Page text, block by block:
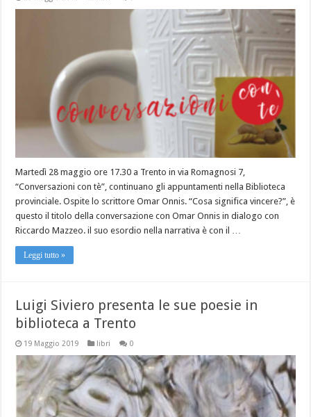
Martedì 28 maggio ore 17.30 a Trento in via Romagnosi 7,
“Conversazioni con tè”, continuano gli appuntamenti nella Biblioteca
provinciale. Ospite lo scrittore Omar Onnis. “Cosa significa vincere?”, è
questo il titolo della conversazione con Omar Onnis in dialogo con
Riccardo Mazzeo. il suo esordio nella narrativa è con il …
Leggi tutto »
Luigi Siviero presenta le sue poesie in
biblioteca a Trento
19 Maggio 2019 libri 0